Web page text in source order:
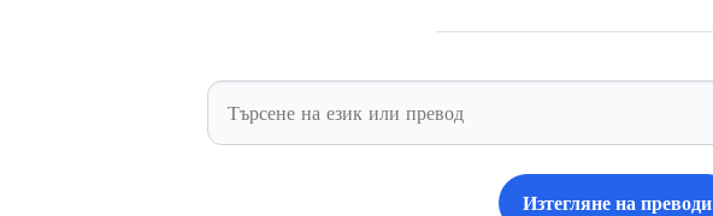
Изтегляне на преводи